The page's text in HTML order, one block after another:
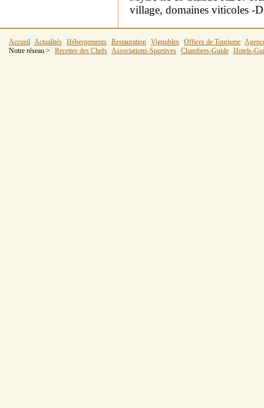
village, domaines viticoles
Accueil Actualités Hébergements Restauration Vignobles Offices de Tourisme
Notre réseau >
Recettes des Chefs Associations-Sportives Chambres-Guide Hotels-